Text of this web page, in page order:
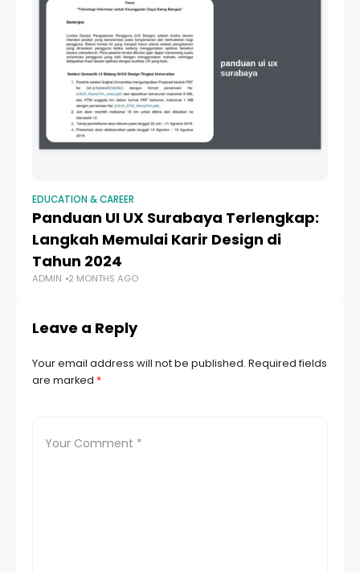
EDUCATION & CAREER
Panduan UI UX Surabaya Terlengkap:
Langkah Memulai Karir Design di
Tahun 2024
ADMIN 2 MONTHS AGO
Leave a Reply
Your email address will not be published. Required fields
are marked *